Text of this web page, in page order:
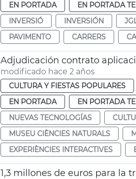
EN PORTADA
EN PORTADA
INVERSIÓ
INVERSIÓN
PAVIMENTO
CARRERS
Adjudicación contrato
modificado hace 2 años
CULTURA Y FIESTAS POPULARES
EN PORTADA
EN PORTADA
NUEVAS TECNOLOGÍAS
MUSEU CIÈNCIES NATURALS
EXPERIÈNCIES INTERACTIVES
1,3 millones de euros para la